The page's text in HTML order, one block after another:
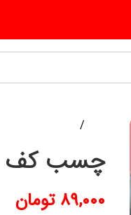
چسب کف
۸۹,۰۰۰ تومان